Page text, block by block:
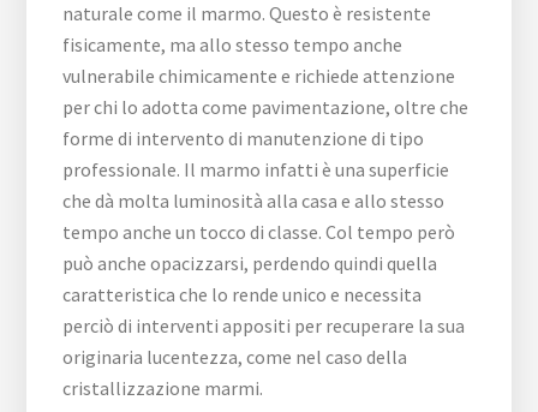
naturale come il marmo. Questo è resistente
fisicamente, ma allo stesso tempo anche
vulnerabile chimicamente e richiede attenzione
per chi lo adotta come pavimentazione, oltre che
forme di intervento di manutenzione di tipo
professionale. Il marmo infatti è una superficie
che dà molta luminosità alla casa e allo stesso
tempo anche un tocco di classe. Col tempo però
può anche opacizzarsi, perdendo quindi quella
caratteristica che lo rende unico e necessita
perciò di interventi appositi per recuperare la sua
originaria lucentezza, come nel caso della
cristallizzazione marmi.